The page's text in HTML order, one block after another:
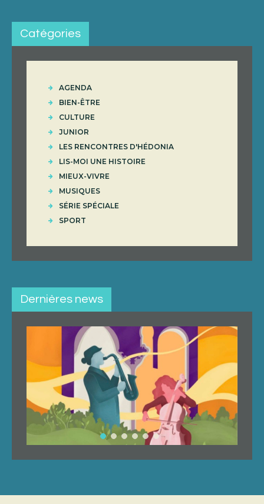
Catégories
AGENDA
BIEN-ÊTRE
CULTURE
JUNIOR
LES RENCONTRES D'HÉDONIA
LIS-MOI UNE HISTOIRE
MIEUX-VIVRE
MUSIQUES
SÉRIE SPÉCIALE
SPORT
Dernières news